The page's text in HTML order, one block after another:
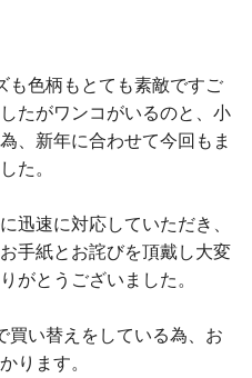
も色柄もとても素敵ですご
たがワンコがいるのと、小
、新年に合わせて今回もま
た。
迅速に対応していただき、
手紙とお詫びを頂戴し大変
がとうございました。
買い替えをしている為、お
ります。